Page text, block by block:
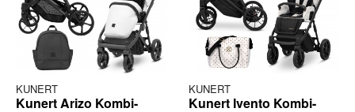
KUNERT
Kunert Arizo Kombi-
KUNERT
Kunert Ivento Kombi-